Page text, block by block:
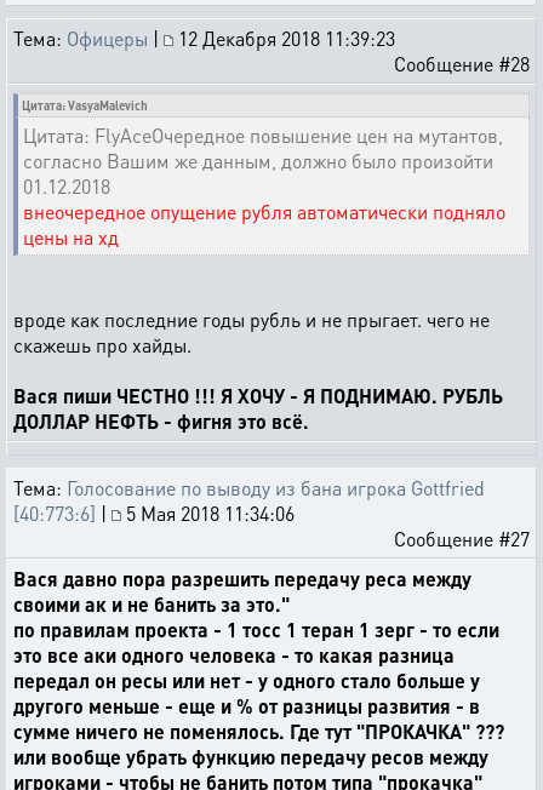
Тема: Офицеры |
12 Декабря 2018 11:39:23
Сообщение #28
Цитата: VasyaMalevich
Цитата: FlyAceОчередное повышение цен на мутантов,
согласно Вашим же данным, должно было произойти
01.12.2018
внеочередное опущение рубля автоматически подняло
цены на хд
вроде как последние годы рубль и не прыгает. чего не
скажешь про хайды.
Вася пиши ЧЕСТНО !!! Я ХОЧУ - Я ПОДНИМАЮ. РУБЛЬ
ДОЛЛАР НЕФТЬ - фигня это всё.
Тема: Голосование по выводу из бана игрока Gottfried
[40:773:6] |
5 Мая 2018 11:34:06
Сообщение #27
Вася давно пора разрешить передачу реса между
своими ак и не банить за это."
по правилам проекта - 1 тосс 1 теран 1 зерг - то если
это все аки одного человека - то какая разница
передал он ресы или нет - у одного стало больше у
другого меньше - еще и % от разницы развития - в
сумме ничего не поменялось. Где тут "ПРОКАЧКА" ???
или вообще убрать функцию передачу ресов между
игроками - чтобы не банить потом типа "прокачка"